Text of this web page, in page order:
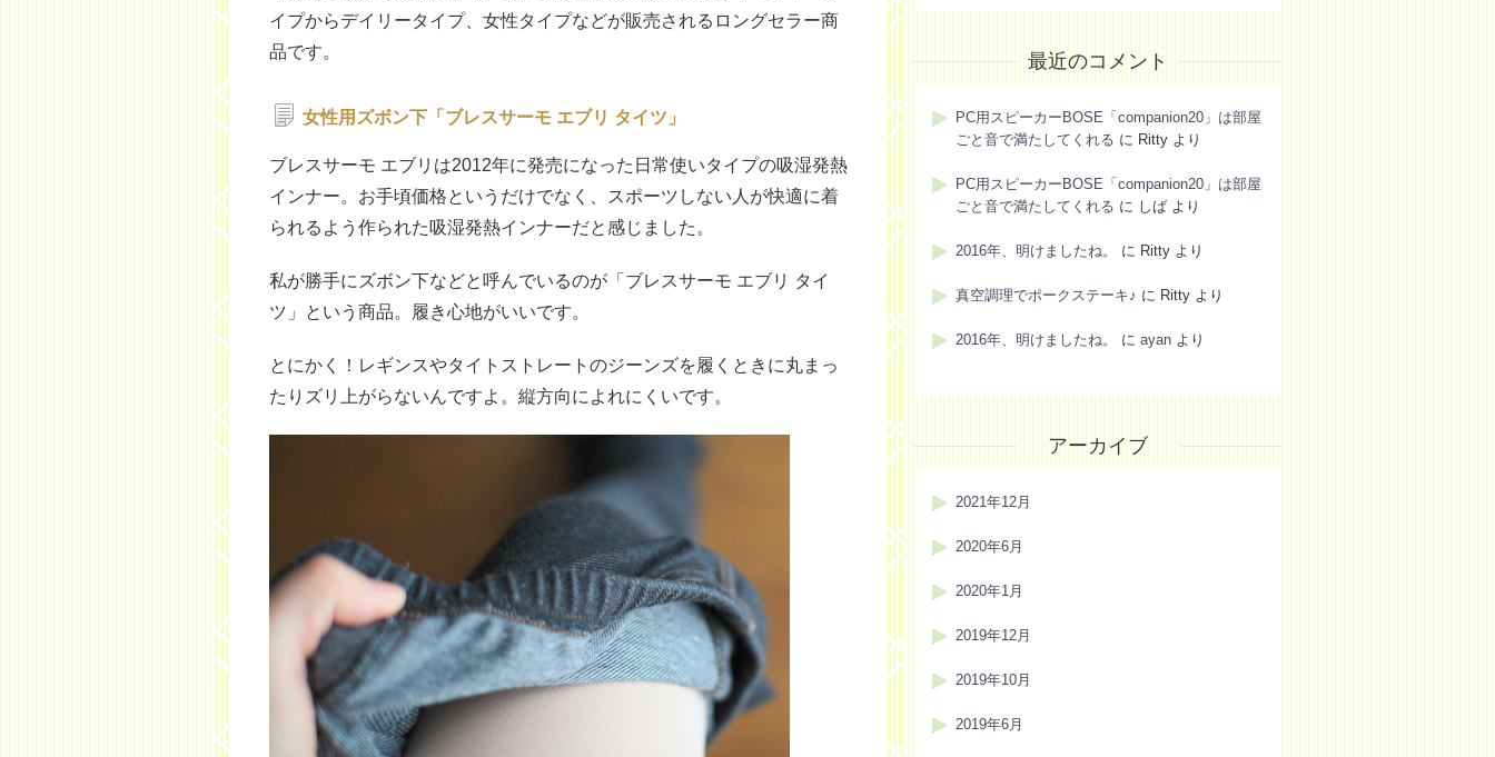
イプからデイリータイプ、女性タイプなどが販売されるロングセラー商
品です。
女性用ズボン下「ブレスサーモ エブリ タイツ」
ブレスサーモ エブリは2012年に発売になった日常使いタイプの吸湿発熱
インナー。お手頃価格というだけでなく、スポーツしない人が快適に着
られるよう作られた吸湿発熱インナーだと感じました。
私が勝手にズボン下などと呼んでいるのが「ブレスサーモ エブリ タイ
ツ」という商品。履き心地がいいです。
とにかく！レギンスやタイトストレートのジーンズを履くときに丸まっ
たりズリ上がらないんですよ。縦方向によれにくいです。
最近のコメント
PC用スピーカーBOSE「companion20」は部屋
ごと音で満たしてくれる に Ritty より
PC用スピーカーBOSE「companion20」は部屋
ごと音で満たしてくれる に しば より
2016年、明けましたね。 に Ritty より
真空調理でポークステーキ♪ に Ritty より
2016年、明けましたね。 に ayan より
アーカイブ
2021年12月
2020年6月
2020年1月
2019年12月
2019年10月
2019年6月